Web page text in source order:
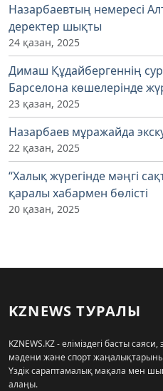
Назарбаевтың немересі
деректер шықты
24 қазан, 2025
Димаш Құдайбергеннің
Барселона көшелерінде
23 қазан, 2025
Назарбаев мұражайда
22 қазан, 2025
“Халық жүрегінде мәңгі
қаралы хабармен бөлісті
20 қазан, 2025
KZNEWS ТУРАЛЫ
KZNEWS.KZ - еліміздегі басты
мәдени және спорт
Үздік сараптамалық мақала мен
алаңы.